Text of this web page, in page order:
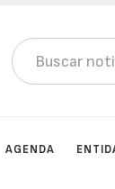
AGENDA